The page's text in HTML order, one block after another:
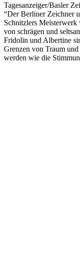
Tagesanzeiger/Basler
“Der Berliner Zeichner
Schnitzlers
von schrägen und
Fridolin und Albertine
Grenzen von Traum
werden wie die